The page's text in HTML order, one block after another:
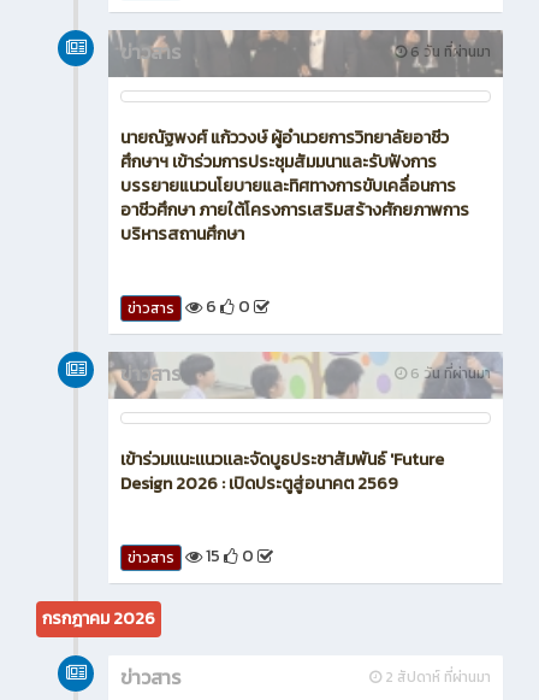
6 วัน ที่ผ่านมา
ข่าวสาร
นายณัฐพงศ์ แก้ววงษ์ ผู้อำนวยการวิทยาลัยอาชีว
ศึกษาฯ เข้าร่วมการประชุมสัมมนาและรับฟังการ
บรรยายแนวนโยบายและทิศทางการขับเคลื่อนการ
อาชีวศึกษา ภายใต้โครงการเสริมสร้างศักยภาพการ
บริหารสถานศึกษา
ข่าวสาร 6 0
6 วัน ที่ผ่านมา
ข่าวสาร
เข้าร่วมเเนะเเนวเเละจัดบูธประชาสัมพันธ์ 'Future
Design 2026 : เปิดประตูสู่อนาคต 2569
ข่าวสาร 15 0
กรกฎาคม 2026
2 สัปดาห์ ที่ผ่านมา
ข่าวสาร